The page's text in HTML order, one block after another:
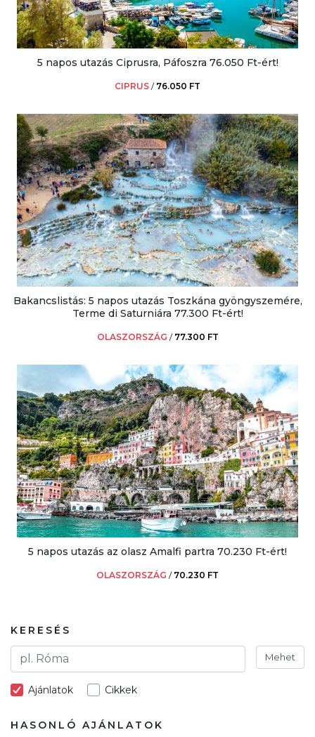
5 napos utazás Ciprusra, Páfoszra 76.050 Ft-ért!
CIPRUS / 76.050 FT
Bakancslistás: 5 napos utazás Toszkána gyöngyszemére,
Terme di Saturniára 77.300 Ft-ért!
OLASZORSZÁG / 77.300 FT
5 napos utazás az olasz Amalfi partra 70.230 Ft-ért!
OLASZORSZÁG / 70.230 FT
KERESÉS
Mehet
Ajánlatok Cikkek
HASONLÓ AJÁNLATOK